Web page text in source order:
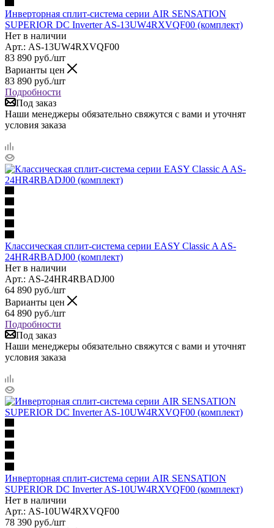
Инверторная сплит-система серии AIR SENSATION
SUPERIOR DC Inverter AS-13UW4RXVQF00 (комплект)
Нет в наличии
Арт.: AS-13UW4RXVQF00
83 890 руб./шт
Варианты цен
83 890 руб./шт
Подробности
Под заказ
Наши менеджеры обязательно свяжутся с вами и уточнят
условия заказа
Классическая сплит-система серии EASY Classic A AS-
24HR4RBADJ00 (комплект)
Нет в наличии
Арт.: AS-24HR4RBADJ00
64 890 руб./шт
Варианты цен
64 890 руб./шт
Подробности
Под заказ
Наши менеджеры обязательно свяжутся с вами и уточнят
условия заказа
Инверторная сплит-система серии AIR SENSATION
SUPERIOR DC Inverter AS-10UW4RXVQF00 (комплект)
Нет в наличии
Арт.: AS-10UW4RXVQF00
78 390 руб./шт